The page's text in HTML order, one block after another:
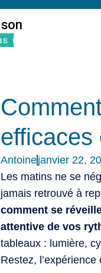
efficaces
Antoinejanvier 22,
Les matins ne se
jamais retrouvé à
comment se
attentive de vos
tableaux : lumière,
Restez,